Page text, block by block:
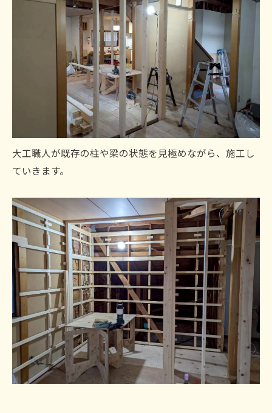
大工職人が既存の柱や梁の状態を見極めながら、施工し
ていきます。